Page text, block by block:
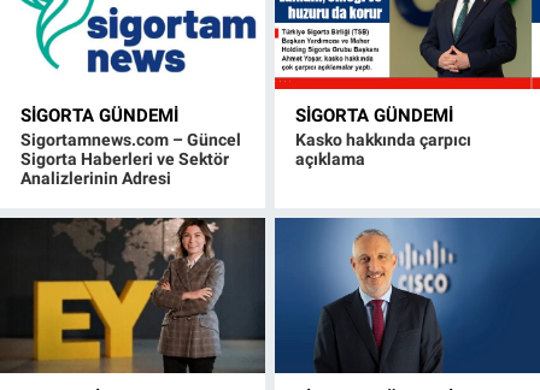
SIGORTA GÜNDEMI
Sigortamnews.com – Güncel
Sigorta Haberleri ve Sektör
Analizlerinin Adresi
SIGORTA GÜNDEMI
Kasko hakkında çarpıcı
açıklama